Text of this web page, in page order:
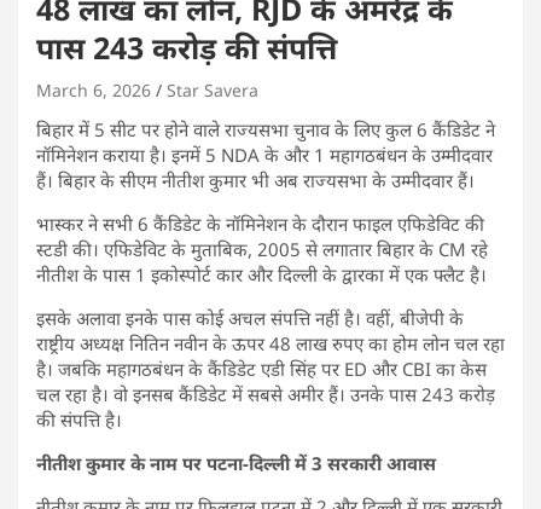
48 लाख का लोन, RJD के अमरेंद्र के
पास 243 करोड़ की संपत्ति
March 6, 2026 Star Savera
बिहार में 5 सीट पर होने वाले राज्यसभा चुनाव के लिए कुल 6 कैंडिडेट ने
नॉमिनेशन कराया है। इनमें 5 NDA के और 1 महागठबंधन के उम्मीदवार
हैं। बिहार के सीएम नीतीश कुमार भी अब राज्यसभा के उम्मीदवार हैं।
भास्कर ने सभी 6 कैंडिडेट के नॉमिनेशन के दौरान फाइल एफिडेविट की
स्टडी की। एफिडेविट के मुताबिक, 2005 से लगातार बिहार के CM रहे
नीतीश के पास 1 इकोस्पोर्ट कार और दिल्ली के द्वारका में एक फ्लैट है।
इसके अलावा इनके पास कोई अचल संपत्ति नहीं है। वहीं, बीजेपी के
राष्ट्रीय अध्यक्ष नितिन नवीन के ऊपर 48 लाख रुपए का होम लोन चल रहा
है। जबकि महागठबंधन के कैंडिडेट एडी सिंह पर ED और CBI का केस
चल रहा है। वो इनसब कैंडिडेट में सबसे अमीर हैं। उनके पास 243 करोड़
की संपत्ति है।
नीतीश कुमार के नाम पर पटना-दिल्ली में 3 सरकारी आवास